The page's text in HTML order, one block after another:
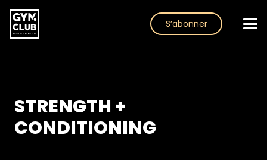
S’abonner
STRENGTH +
CONDITIONING